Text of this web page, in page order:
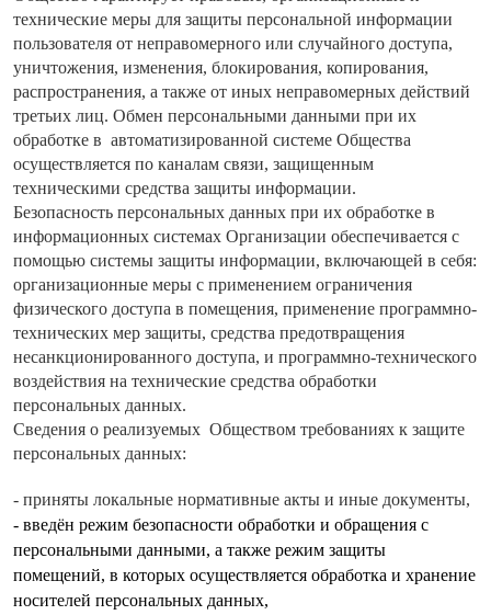
технические меры для защиты персональной информации
пользователя от неправомерного или случайного доступа,
уничтожения, изменения, блокирования, копирования,
распространения, а также от иных неправомерных действий
третьих лиц. Обмен персональными данными при их
обработке в автоматизированной системе Общества
осуществляется по каналам связи, защищенным
техническими средства защиты информации.
Безопасность персональных данных при их обработке в
информационных системах Организации обеспечивается с
помощью системы защиты информации, включающей в себя:
организационные меры с применением ограничения
физического доступа в помещения, применение программно-
технических мер защиты, средства предотвращения
несанкционированного доступа, и программно-технического
воздействия на технические средства обработки
персональных данных.
Сведения о реализуемых Обществом требованиях к защите
персональных данных:
- приняты локальные нормативные акты и иные документы,
- введён режим безопасности обработки и обращения с
персональными данными, а также режим защиты
помещений, в которых осуществляется обработка и хранение
носителей персональных данных,